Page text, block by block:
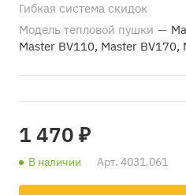
Гибкая система скидок
Модель тепловой пушки —
Master BV110, Master BV170,
1 470 ₽
В наличии Арт. 4031.061